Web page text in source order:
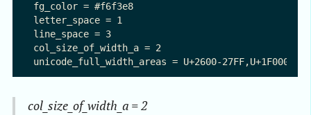
fg_color = #f6f3e8
letter_space = 1
line_space = 3
col_size_of_width_a = 2
col_size_of_width_a = 2